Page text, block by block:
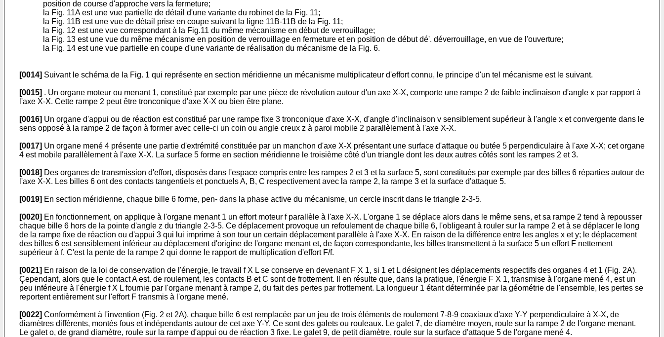
position de course d'approche vers la fermeture;
la Fig. 11A est une vue partielle de détail d'une variante du robinet de la Fig. 11;
la Fig. 11B est une vue de détail prise en coupe suivant la ligne 11B-11B de la Fig. 11;
la Fig. 12 est une vue correspondant à la Fig.11 du même mécanisme en début de verrouillage;
la Fig. 13 est une vue du même mécanisme en position de verrouillage en fermeture et en position de début dé'. déverrouillage, en vue de l'ouverture;
la Fig. 14 est une vue partielle en coupe d'une variante de réalisation du mécanisme de la Fig. 6.
[0014] Suivant le schéma de la Fig. 1 qui représente en section méridienne un mécanisme multiplicateur d'effort connu, le principe d'un tel mécanisme est le suivant.
[0015] . Un organe moteur ou menant 1, constitué par exemple par une pièce de révolution autour d'un axe X-X, comporte une rampe 2 de faible inclinaison d'angle x par rapport à
l'axe X-X. Cette rampe 2 peut être tronconique d'axe X-X ou bien être plane.
[0016] Un organe d'appui ou de réaction est constitué par une rampe fixe 3 tronconique d'axe X-X, d'angle d'inclinaison v sensiblement supérieur à l'angle x et convergente dans le
sens opposé à la rampe 2 de façon à former avec celle-ci un coin ou angle creux z à paroi mobile 2 parallèlement à l'axe X-X.
[0017] Un organe mené 4 présente une partie d'extrémité constituée par un manchon d'axe X-X présentant une surface d'attaque ou butée 5 perpendiculaire à l'axe X-X; cet organe
4 est mobile parallèlement à l'axe X-X. La surface 5 forme en section méridienne le troisième côté d'un triangle dont les deux autres côtés sont les rampes 2 et 3.
[0018] Des organes de transmission d'effort, disposés dans l'espace compris entre les rampes 2 et 3 et la surface 5, sont constitués par exemple par des billes 6 réparties autour de
l'axe X-X. Les billes 6 ont des contacts tangentiels et ponctuels A, B, C respectivement avec la rampe 2, la rampe 3 et la surface d'attaque 5.
[0019] En section méridienne, chaque bille 6 forme, pen- dans la phase active du mécanisme, un cercle inscrit dans le triangle 2-3-5.
[0020] En fonctionnement, on applique à l'organe menant 1 un effort moteur f parallèle à l'axe X-X. L'organe 1 se déplace alors dans le même sens, et sa rampe 2 tend à repousser
chaque bille 6 hors de la pointe d'angle z du triangle 2-3-5. Ce déplacement provoque un refoulement de chaque bille 6, l'obligeant à rouler sur la rampe 2 et à se déplacer le long
de la rampe fixe de réaction ou d'appui 3 qui lui imprime à son tour un certain déplacement parallèle à l'axe X-X. En raison de la différence entre les angles x et y; le déplacement
des billes 6 est sensiblement inférieur au déplacement d'origine de l'organe menant et, de façon correspondante, les billes transmettent à la surface 5 un effort F nettement
supérieur à f. C'est la pente de la rampe 2 qui donne le rapport de multiplication d'effort F/f.
[0021] En raison de la loi de conservation de l'énergie, le travail f X L se conserve en devenant F X 1, si 1 et L désignent les déplacements respectifs des organes 4 et 1 (Fig. 2A).
Çependant, alors que le contact A est. de roulement, les contacts B et C sont de frottement. Il en résulte que, dans la pratique, l'énergie F X 1, transmise à l'organe mené 4, est un
peu inférieure à l'énergie f X L fournie par l'organe menant à rampe 2, du fait des pertes par frottement. La longueur 1 étant déterminée par la géométrie de l'ensemble, les pertes se
reportent entièrement sur l'effort F transmis à l'organe mené.
[0022] Conformément à l'invention (Fig. 2 et 2A), chaque bille 6 est remplacée par un jeu de trois éléments de roulement 7-8-9 coaxiaux d'axe Y-Y perpendiculaire à X-X, de
diamètres différents, montés fous et indépendants autour de cet axe Y-Y. Ce sont des galets ou rouleaux. Le galet 7, de diamètre moyen, roule sur la rampe 2 de l'organe menant.
Le galet o, de grand diamètre, roule sur la rampe d'appui ou de réaction 3 fixe. Le galet 9, de petit diamètre, roule sur la surface d'attaque 5 de l'organe mené 4.